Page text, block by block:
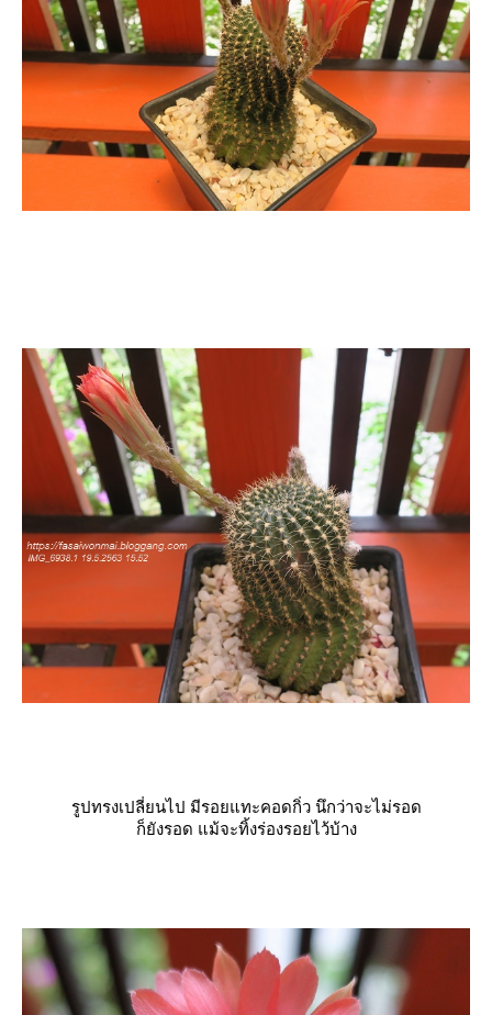
รูปทรงเปลี่ยนไป มีรอยแทะคอดกิ่ว นึกว่าจะไม่รอด
ก็ยังรอด แม้จะทิ้งร่องรอยไว้บ้าง